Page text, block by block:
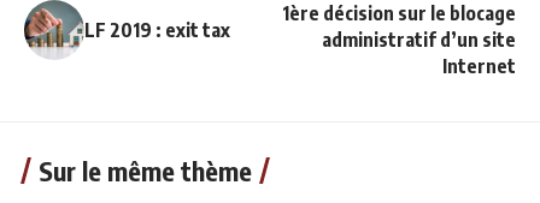
LF 2019 : exit tax
1ère décision sur le blocage
administratif d’un site
Internet
Sur le même thème